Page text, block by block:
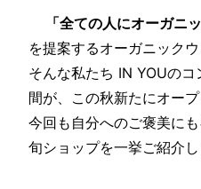
「全ての人にオーガニ
を提案するオーガニック
そんな私たち IN YOUの
間が、この秋新たにオープ
今回も自分へのご褒美に
旬ショップを一挙ご紹介し